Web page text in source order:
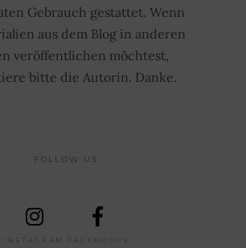
Gebrauch gestattet. Wenn
aus dem Blog in anderen
veröffentlichen möchtest,
bitte die Autorin. Danke.
FOLLOW US
INSTAGRAM FACEBOOOK